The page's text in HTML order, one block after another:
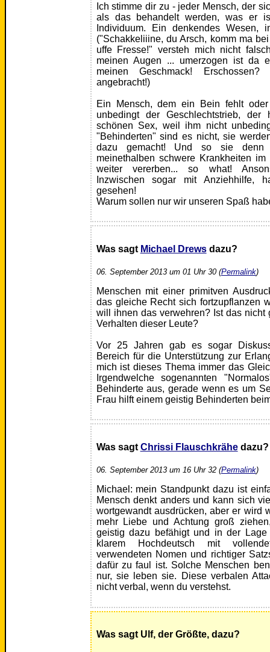
Ich stimme dir zu - jeder Mensch, der
als das behandelt werden, was er
Individuum. Ein denkendes Wesen,
("Schakkeliiine, du Arsch, komm ma
uffe Fresse!" versteh mich nicht
meinen Augen ... umerzogen ist da
meinen Geschmack! Erschossen?
angebracht!)
Ein Mensch, dem ein Bein fehlt
unbedingt der Geschlechtstrieb, der
schönen Sex, weil ihm nicht
"Behinderten" sind es nicht, sie
dazu gemacht! Und so sie denn
meinethalben schwere Krankheiten
weiter vererben... so what!
Inzwischen sogar mit Anziehhilfe,
gesehen!
Warum sollen nur wir unseren Spaß
Was sagt Michael Drewsdazu?
06. September 2013 um 01 Uhr 30 (Permalink)
Menschen mit einer primitven
das gleiche Recht sich fortzupflanzen
will ihnen das verwehren? Ist das nicht
Verhalten dieser Leute?
Vor 25 Jahren gab es sogar
Bereich für die Unterstützung zur
mich ist dieses Thema immer das
Irgendwelche sogenannten
Behinderte aus, gerade wenn es um
Frau hilft einem geistig Behinderten
Was sagt Chrissi Flauschkrähedazu?
06. September 2013 um 16 Uhr 32 (Permalink)
Michael: mein Standpunkt dazu ist
Mensch denkt anders und kann sich
wortgewandt ausdrücken, aber er wird
mehr Liebe und Achtung groß
geistig dazu befähigt und in der
klarem Hochdeutsch mit
verwendeten Nomen und richtiger
dafür zu faul ist. Solche Menschen
nur, sie leben sie. Diese verbalen
nicht verbal, wenn du verstehst.
Was sagt Ulf, der Größte, dazu?